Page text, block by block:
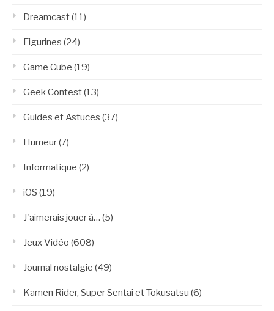
Dreamcast(11)
Figurines (24)
Game Cube (19)
Geek Contest(13)
Guides et Astuces (37)
Humeur(7)
Informatique (2)
iOS (19)
J'aimerais jouer à… (5)
Jeux Vidéo (608)
Journal nostalgie (49)
Kamen Rider, Super Sentai et Tokusatsu (6)